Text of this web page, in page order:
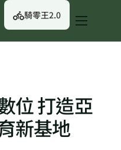
騎零王2.0
位 打造亞
新基地